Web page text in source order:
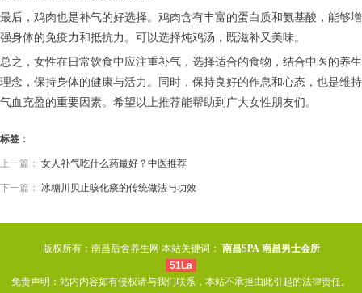
最后，鸡肉也是补气的好选择。鸡肉含有丰富的蛋白质和氨基酸，能够增
强身体的免疫力和抵抗力。可以选择炖鸡汤，既滋补又美味。
总之，女性在日常饮食中应注重补气，选择适合的食物，结合中医的养生
理念，保持身体的健康与活力。同时，保持良好的作息和心态，也是维持
气血充盈的重要因素。希望以上推荐能帮助到广大女性朋友们。
标签：
上一篇： 女人补气吃什么药最好？中医推荐
下一篇： 冰糖川贝止咳化痰的传统做法与功效
版权所有：南昌后舍养生网 本站关键词： 南昌SPA 南昌男士会所
51La
免责声明：站内内容如有侵权请与我们联系，本站不承担由此引起的法律责任。